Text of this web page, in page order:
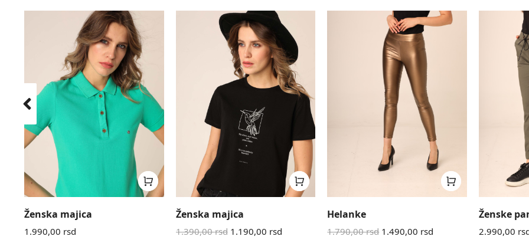
Ženska majica
1.990,00 rsd
Ženska majica
1.390,00rsd 1.190,00 rsd
Helanke
1.790,00rsd 1.490,00 rsd
Ženske
2.990,00